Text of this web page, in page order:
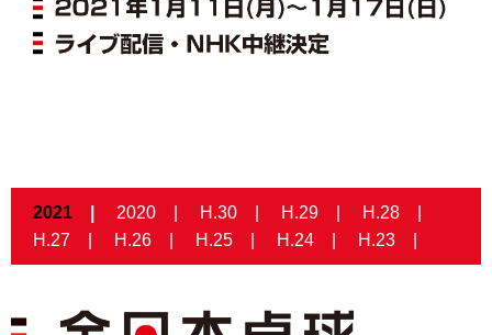
2021 2020 H.30 H.29
H.28
H.27
H.26 H.25 H.24 H.23